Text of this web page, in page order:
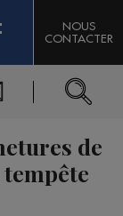
NOUS
CONTACTER
de